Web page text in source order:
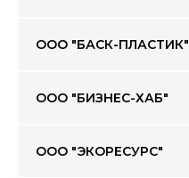
ООО "БАСК-ПЛАСТИК"
ООО "БИЗНЕС-ХАБ"
ООО "ЭКОРЕСУРС"